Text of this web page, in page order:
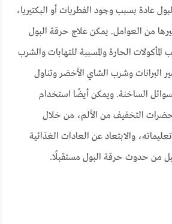
عادة بسبب وجود الفطريات أو البكتيريا،
من العوامل. يمكن علاج حرقة البول
الحارة والمسببة للتهابات والشرب
البرانات وشرب الشاي الأخضر وتناول
الساخنة. ويمكن أيضًا استخدام
التخفيف من الألم، من خلال
والابتعاد عن العادات الغذائية
من حدوث حرقة البول مستقبلًا.